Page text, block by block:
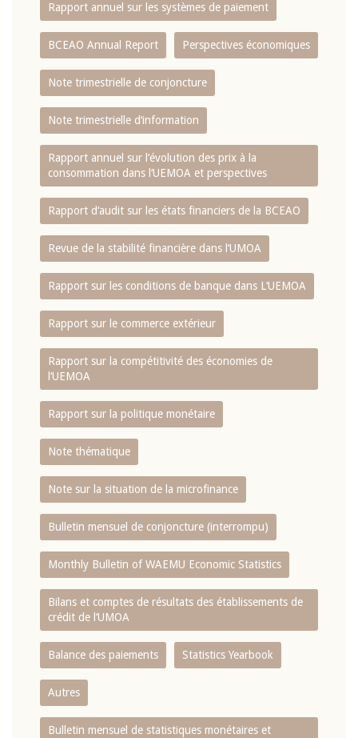
Rapport annuel sur les systèmes de paiement
BCEAO Annual Report Perspectives économiques
Note trimestrielle de conjoncture
Note trimestrielle d‘information
Rapport annuel sur l‘évolution des prix à la
consommation dans l‘UEMOA et perspectives
Rapport d‘audit sur les états financiers de la BCEAO
Revue de la stabilité financière dans l‘UMOA
Rapport sur les conditions de banque dans L‘UEMOA
Rapport sur le commerce extérieur
Rapport sur la compétitivité des économies de
l‘UEMOA
Rapport sur la politique monétaire
Note thématique
Note sur la situation de la microfinance
Bulletin mensuel de conjoncture (interrompu)
Monthly Bulletin of WAEMU Economic Statistics
Bilans et comptes de résultats des établissements de
crédit de l‘UMOA
Balance des paiements Statistics Yearbook
Autres
Bulletin mensuel de statistiques monétaires et